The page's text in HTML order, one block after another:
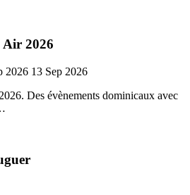
Air 2026
2026 13 Sep 2026
Des évènements dominicaux avec